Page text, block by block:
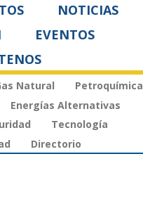
NOTICIAS
EVENTOS
Natural
Petroquímica
Energías Alternativas
Tecnología
Directorio